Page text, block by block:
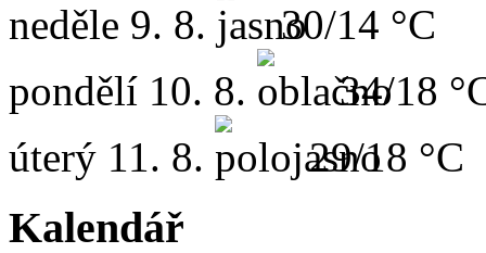
neděle 9. 8.
30/14 °C
pondělí 10. 8.
34/18
úterý 11. 8. 29/18 °C
Kalendář